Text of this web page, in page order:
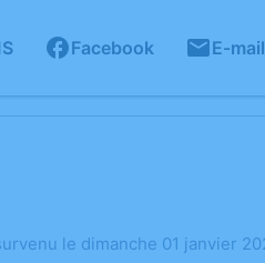
Facebook E-mail
le dimanche 01 janvier